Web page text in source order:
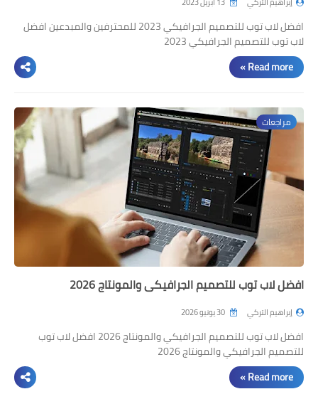
افضل لاب توب للتصميم الجرافيكي 2023 للمحترفين والمبدعين افضل
لاب توب للتصميم الجرافيكي 2023
Read more »
مراجعات
افضل لاب توب للتصميم الجرافيكي والمونتاج 2026
إبراهيم التركي
افضل لاب توب للتصميم الجرافيكي والمونتاج 2026 افضل لاب توب
للتصميم الجرافيكي والمونتاج 2026
Read more »